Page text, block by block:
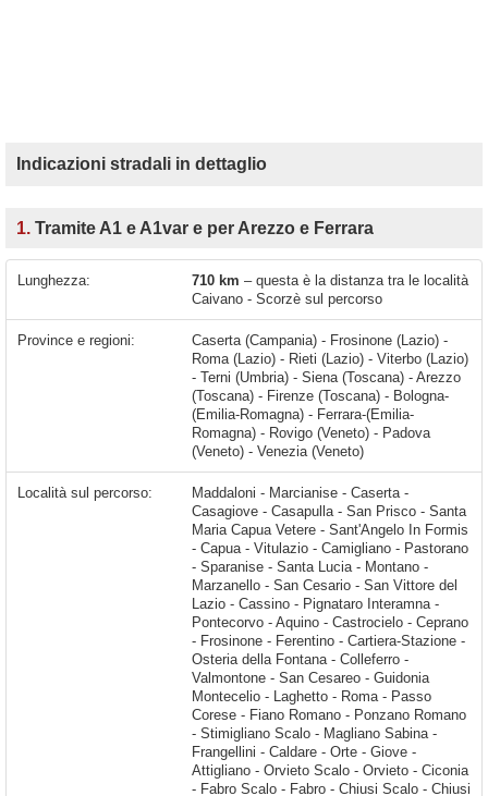
Indicazioni stradali in dettaglio
1. Tramite A1 e A1var e per Arezzo e Ferrara
Lunghezza: 710 km – questa è la distanza tra le località
Caivano - Scorzè sul percorso
Province e regioni:
Caserta (Campania) - Frosinone (Lazio) -
Roma (Lazio) - Rieti (Lazio) - Viterbo (Lazio)
- Terni (Umbria) - Siena (Toscana) - Arezzo
(Toscana) - Firenze (Toscana) - Bologna-
(Emilia-Romagna) - Ferrara-(Emilia-
Romagna) - Rovigo (Veneto) - Padova
(Veneto) - Venezia (Veneto)
Località sul percorso: Maddaloni - Marcianise - Caserta - Casagiove - Casapulla - San Prisco - Santa Maria Capua Vetere - Sant'Angelo In Formis - Capua - Vitulazio - Camigliano - Pastorano - Sparanise - Santa Lucia - Montano - Marzanello - San Cesario - San Vittore del Lazio - Cassino - Pignataro Interamna - Pontecorvo - Aquino - Castrocielo - Ceprano - Frosinone - Ferentino - Cartiera-Stazione - Osteria della Fontana - Colleferro - Valmontone - San Cesareo - Guidonia Montecelio - Laghetto - Roma - Passo Corese - Fiano Romano - Ponzano Romano - Stimigliano Scalo